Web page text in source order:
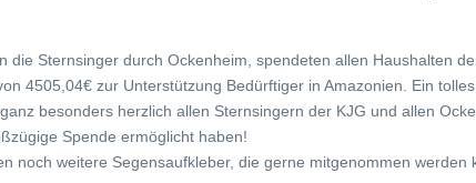
die Sternsinger durch Ockenheim, spendeten allen Haushalten
4505,04€ zur Unterstützung Bedürftiger in Amazonien. Ein
besonders herzlich allen Sternsingern der KJG und allen
Spende ermöglicht haben!
noch weitere Segensaufkleber, die gerne mitgenommen werden